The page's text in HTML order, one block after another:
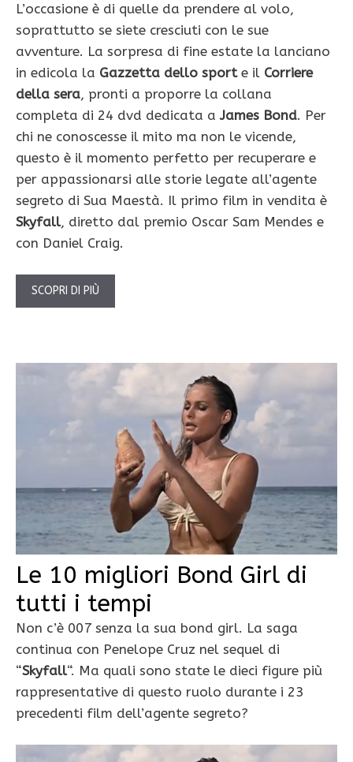
L’occasione è di quelle da prendere al volo,
soprattutto se siete cresciuti con le sue
avventure. La sorpresa di fine estate la lanciano
in edicola la Gazzetta dello sporte il Corriere
della sera, pronti a proporre la collana
completa di 24 dvd dedicata aJames Bond. Per
chi ne conoscesse il mito ma non le vicende,
questo è il momento perfetto per recuperare e
per appassionarsi alle storie legate all’agente
segreto di Sua Maestà. Il primo film in vendita è
Skyfall, diretto dal premio Oscar Sam Mendes e
con Daniel Craig.
SCOPRI DI PIÙ
Le 10 migliori Bond Girl di
tutti i tempi
Non c’è 007 senza la sua bond girl. La saga
continua con Penelope Cruz nel sequel di
“Skyfall“. Ma quali sono state le dieci figure più
rappresentative di questo ruolo durante i 23
precedenti film dell’agente segreto?